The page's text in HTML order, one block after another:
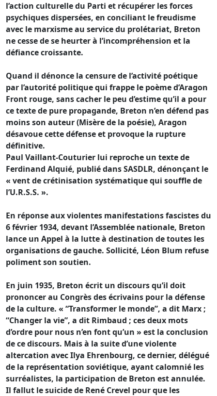
l’action culturelle du Parti et récupérer les forces
psychiques dispersées, en conciliant le freudisme
avec le marxisme au service du prolétariat, Breton
ne cesse de se heurter à l’incompréhension et la
défiance croissante.
Quand il dénonce la censure de l’activité poétique
par l’autorité politique qui frappe le poème d’Aragon
Front rouge, sans cacher le peu d’estime qu’il a pour
ce texte de pure propagande, Breton n’en défend pas
moins son auteur (Misère de la poésie), Aragon
désavoue cette défense et provoque la rupture
définitive.
Paul Vaillant-Couturier lui reproche un texte de
Ferdinand Alquié, publié dans SASDLR, dénonçant le
« vent de crétinisation systématique qui souffle de
l’U.R.S.S. ».
En réponse aux violentes manifestations fascistes du
6 février 1934, devant l’Assemblée nationale, Breton
lance un Appel à la lutte à destination de toutes les
organisations de gauche. Sollicité, Léon Blum refuse
poliment son soutien.
En juin 1935, Breton écrit un discours qu’il doit
prononcer au Congrès des écrivains pour la défense
de la culture. « “Transformer le monde”, a dit Marx ;
“Changer la vie”, a dit Rimbaud ; ces deux mots
d’ordre pour nous n’en font qu’un » est la conclusion
de ce discours. Mais à la suite d’une violente
altercation avec Ilya Ehrenbourg, ce dernier, délégué
de la représentation soviétique, ayant calomnié les
surréalistes, la participation de Breton est annulée.
Il fallut le suicide de René Crevel pour que les